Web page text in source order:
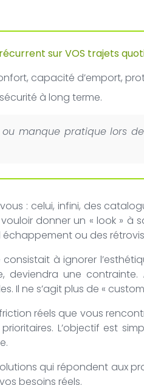
sur VOS trajets
capacité d’emport,
à long terme.
manque pratique lors
: celui, infini, des
donner un « look » à
ou des
à ignorer
une contrainte.
ne s’agit plus de «
réels que vous
L’objectif est
qui répondent aux
besoins réels.